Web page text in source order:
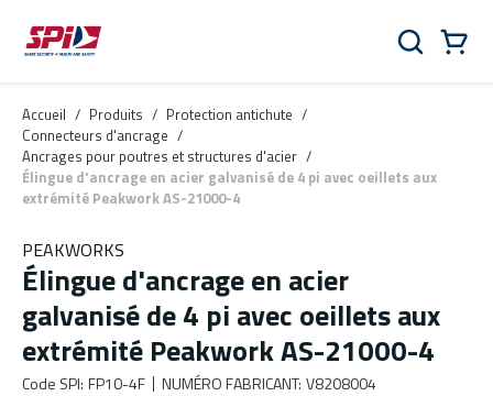
Aller au contenu principal
Skip to menu
Skip to footer
Rechercher
Accueil / Produits / Protection antichute /
Connecteurs d'ancrage /
Ancrages pour poutres et structures d'acier /
Élingue d'ancrage en acier galvanisé de 4 pi avec oeillets aux
extrémité Peakwork AS-21000-4
PEAKWORKS
Élingue d'ancrage en acier
galvanisé de 4 pi avec oeillets aux
extrémité Peakwork AS-21000-4
Code SPI: FP10-4F NUMÉRO FABRICANT: V8208004